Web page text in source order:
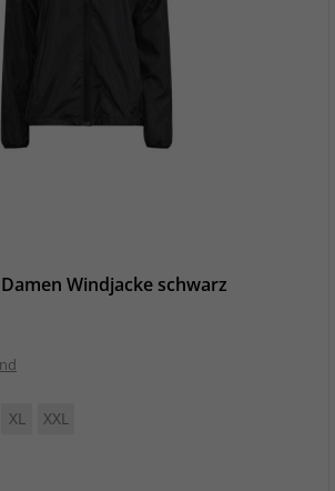
Windjacke schwarz
XL XXL